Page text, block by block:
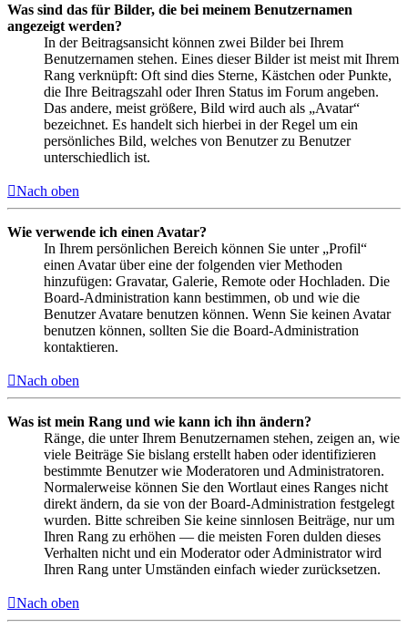
Was sind das für Bilder, die bei meinem Benutzernamen
angezeigt werden?
In der Beitragsansicht können zwei Bilder bei Ihrem
Benutzernamen stehen. Eines dieser Bilder ist meist mit Ihrem
Rang verknüpft: Oft sind dies Sterne, Kästchen oder Punkte,
die Ihre Beitragszahl oder Ihren Status im Forum angeben.
Das andere, meist größere, Bild wird auch als „Avatar“
bezeichnet. Es handelt sich hierbei in der Regel um ein
persönliches Bild, welches von Benutzer zu Benutzer
unterschiedlich ist.
Nach oben
Wie verwende ich einen Avatar?
In Ihrem persönlichen Bereich können Sie unter „Profil“
einen Avatar über eine der folgenden vier Methoden
hinzufügen: Gravatar, Galerie, Remote oder Hochladen. Die
Board-Administration kann bestimmen, ob und wie die
Benutzer Avatare benutzen können. Wenn Sie keinen Avatar
benutzen können, sollten Sie die Board-Administration
kontaktieren.
Nach oben
Was ist mein Rang und wie kann ich ihn ändern?
Ränge, die unter Ihrem Benutzernamen stehen, zeigen an, wie
viele Beiträge Sie bislang erstellt haben oder identifizieren
bestimmte Benutzer wie Moderatoren und Administratoren.
Normalerweise können Sie den Wortlaut eines Ranges nicht
direkt ändern, da sie von der Board-Administration festgelegt
wurden. Bitte schreiben Sie keine sinnlosen Beiträge, nur um
Ihren Rang zu erhöhen — die meisten Foren dulden dieses
Verhalten nicht und ein Moderator oder Administrator wird
Ihren Rang unter Umständen einfach wieder zurücksetzen.
Nach oben